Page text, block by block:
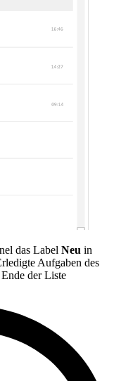
das Label Neu in
Aufgaben des
der Liste